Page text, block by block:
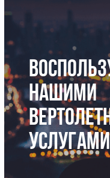
НАШИМИ
УСЛУГАМИ